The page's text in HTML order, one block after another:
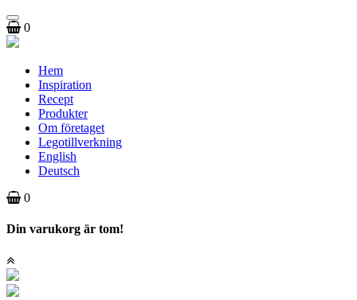
Toggle
navigation
0
Hem
Inspiration
Recept
Produkter
Om företaget
Legotillverkning
English
Deutsch
0
Din varukorg är tom!